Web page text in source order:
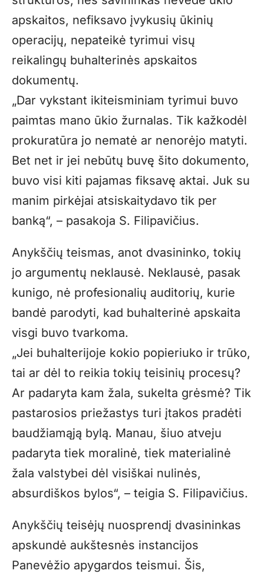
apskaitos, nefiksavo įvykusių ūkinių
operacijų, nepateikė tyrimui visų
reikalingų buhalterinės apskaitos
dokumentų.
„Dar vykstant ikiteisminiam tyrimui buvo
paimtas mano ūkio žurnalas. Tik kažkodėl
prokuratūra jo nematė ar nenorėjo matyti.
Bet net ir jei nebūtų buvę šito dokumento,
buvo visi kiti pajamas fiksavę aktai. Juk su
manim pirkėjai atsiskaitydavo tik per
banką“, – pasakoja S. Filipavičius.
Anykščių teismas, anot dvasininko, tokių
jo argumentų neklausė. Neklausė, pasak
kunigo, nė profesionalių auditorių, kurie
bandė parodyti, kad buhalterinė apskaita
visgi buvo tvarkoma.
„Jei buhalterijoje kokio popieriuko ir trūko,
tai ar dėl to reikia tokių teisinių procesų?
Ar padaryta kam žala, sukelta grėsmė? Tik
pastarosios priežastys turi įtakos pradėti
baudžiamąją bylą. Manau, šiuo atveju
padaryta tiek moralinė, tiek materialinė
žala valstybei dėl visiškai nulinės,
absurdiškos bylos“, – teigia S. Filipavičius.
Anykščių teisėjų nuosprendį dvasininkas
apskundė aukštesnės instancijos
Panevėžio apygardos teismui. Šis,